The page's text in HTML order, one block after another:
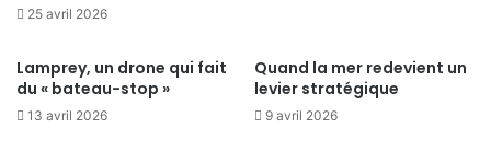
25 avril 2026
Lamprey, un drone qui fait
du « bateau-stop »
13 avril 2026
Quand la mer redevient un
levier stratégique
9 avril 2026